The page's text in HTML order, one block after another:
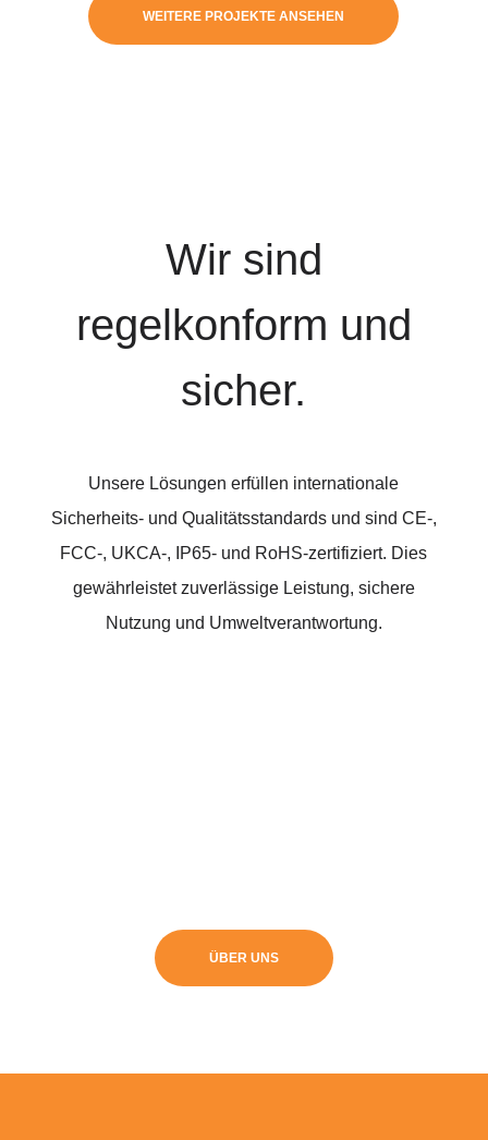
WEITERE PROJEKTE ANSEHEN
Wir sind
regelkonform und
sicher.
Unsere Lösungen erfüllen internationale
Sicherheits- und Qualitätsstandards und sind CE-,
FCC-, UKCA-, IP65- und RoHS-zertifiziert. Dies
gewährleistet zuverlässige Leistung, sichere
Nutzung und Umweltverantwortung.
ÜBER UNS